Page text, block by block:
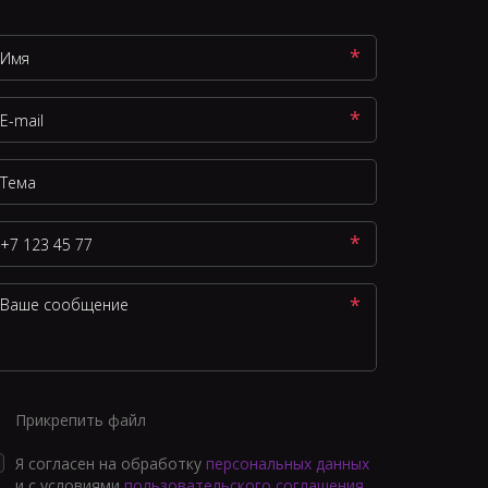
*
*
*
*
Прикрепить файл
Я согласен на обработку персональных данных